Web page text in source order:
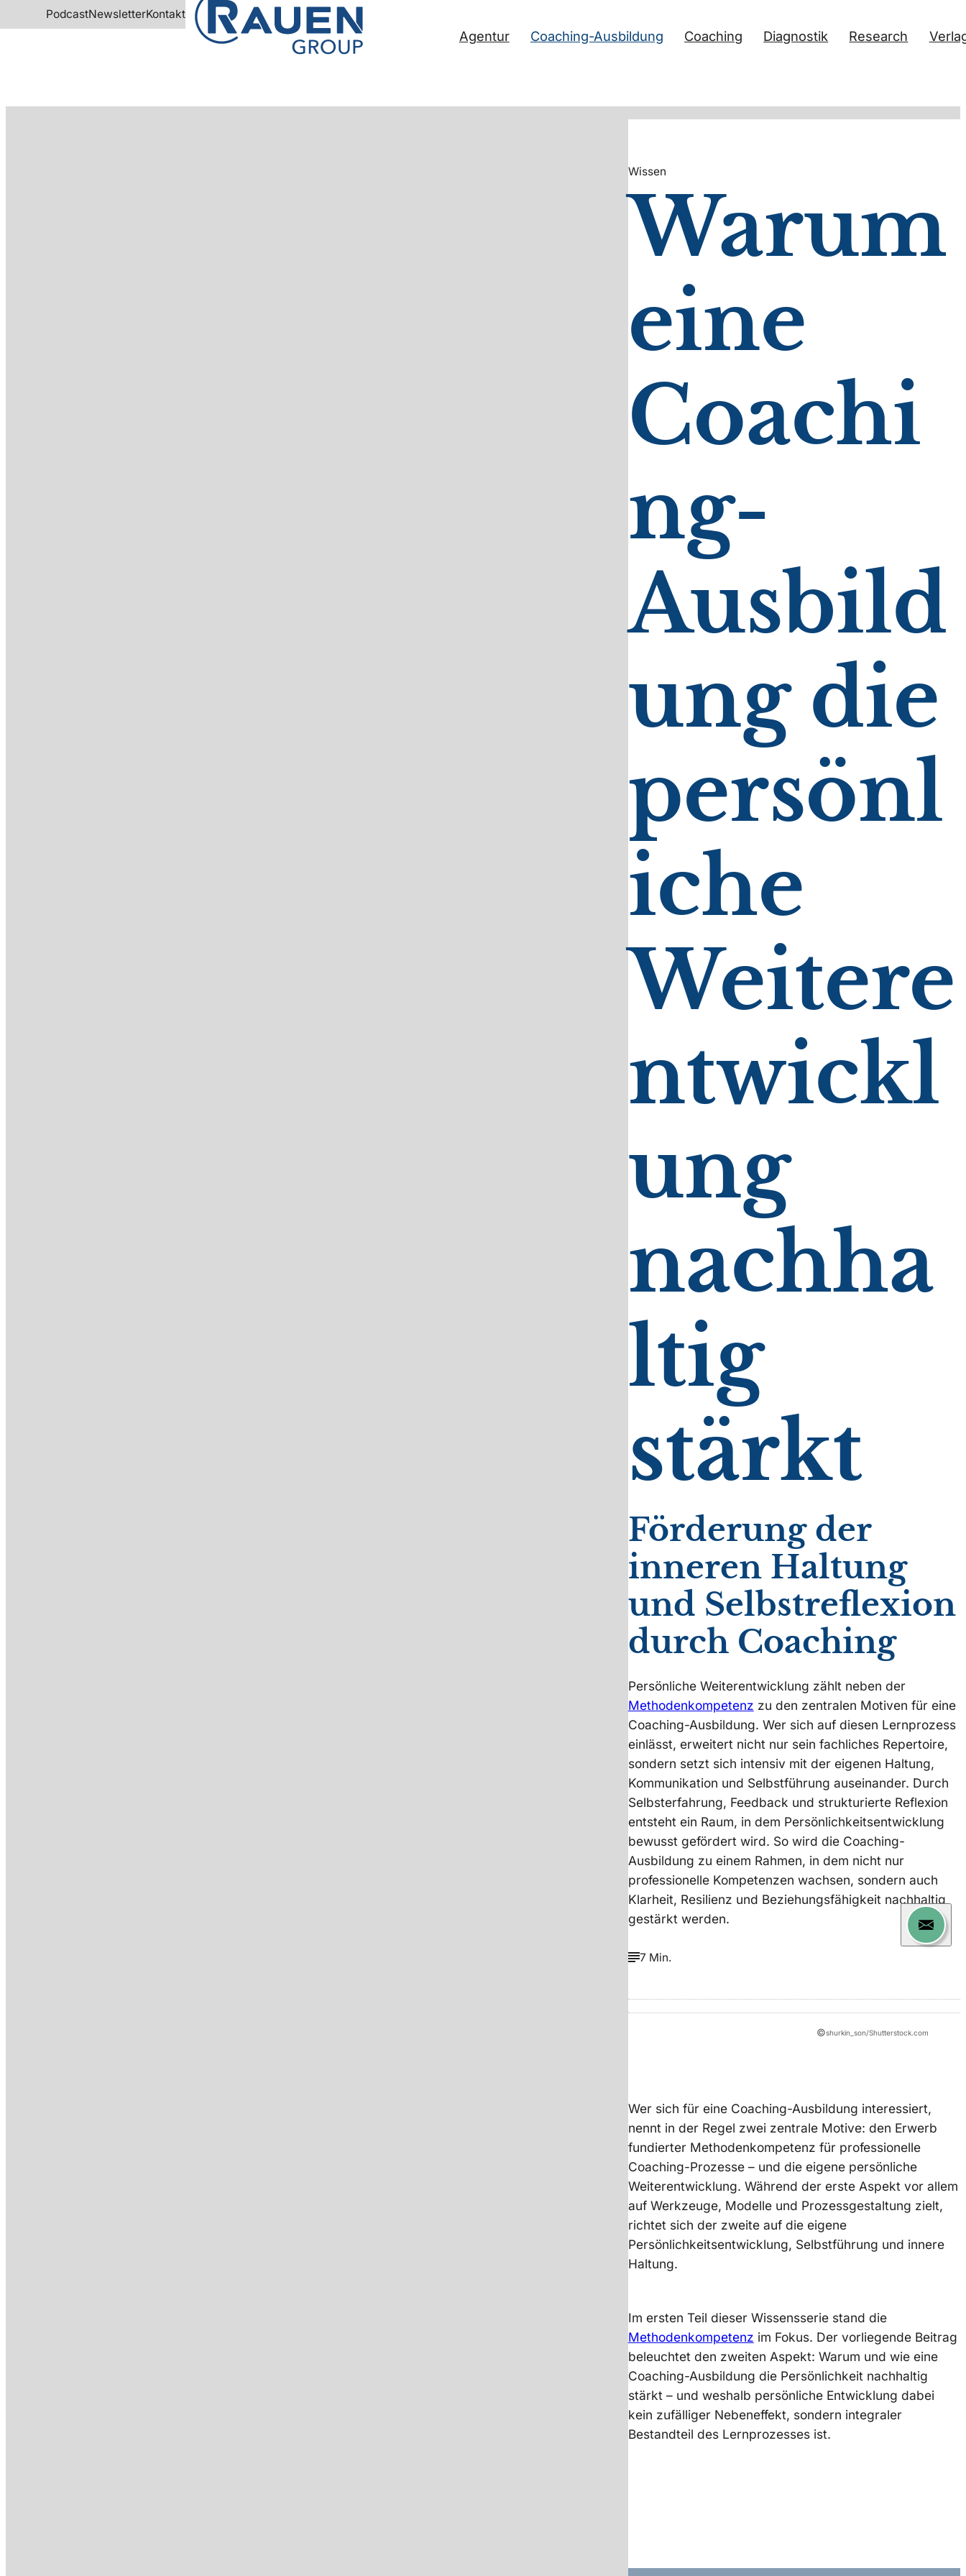
PodcastNewsletterKontakt
Agentur Coaching-Ausbildung Coaching Diagnostik Research
Wissen
Warum
eine
Coachi
ng-
Ausbild
ung die
persönl
iche
Weitere
ntwickl
ung
nachha
ltig
stärkt
Förderung der
inneren Haltung
und Selbstreflexion
durch Coaching
Persönliche Weiterentwicklung zählt neben der
Methodenkompetenz zu den zentralen Motiven für eine
Coaching-Ausbildung. Wer sich auf diesen Lernprozess
einlässt, erweitert nicht nur sein fachliches Repertoire,
sondern setzt sich intensiv mit der eigenen Haltung,
Kommunikation und Selbstführung auseinander. Durch
Selbsterfahrung, Feedback und strukturierte Reflexion
entsteht ein Raum, in dem Persönlichkeitsentwicklung
bewusst gefördert wird. So wird die Coaching-
Ausbildung zu einem Rahmen, in dem nicht nur
professionelle Kompetenzen wachsen, sondern auch
Klarheit, Resilienz und Beziehungsfähigkeit nachhaltig
gestärkt werden.
7 Min.
©shurkin_son/Shutterstock.com
Wer sich für eine Coaching-Ausbildung interessiert,
nennt in der Regel zwei zentrale Motive: den Erwerb
fundierter Methodenkompetenz für professionelle
Coaching-Prozesse – und die eigene persönliche
Weiterentwicklung. Während der erste Aspekt vor allem
auf Werkzeuge, Modelle und Prozessgestaltung zielt,
richtet sich der zweite auf die eigene
Persönlichkeitsentwicklung, Selbstführung und innere
Haltung.
Im ersten Teil dieser Wissensserie stand die
Methodenkompetenz im Fokus. Der vorliegende Beitrag
beleuchtet den zweiten Aspekt: Warum und wie eine
Coaching-Ausbildung die Persönlichkeit nachhaltig
stärkt – und weshalb persönliche Entwicklung dabei
kein zufälliger Nebeneffekt, sondern integraler
Bestandteil des Lernprozesses ist.